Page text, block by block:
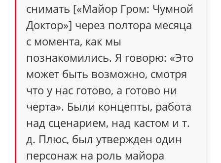
снимать [«Майор Гром: Чумной
Доктор»] через полтора месяца
с момента, как мы
познакомились. Я говорю: «Это
может быть возможно, смотря
что у нас готово, а готово ни
черта». Были концепты, работа
над сценарием, над кастом и т.
д. Плюс, был утвержден один
персонаж на роль майора